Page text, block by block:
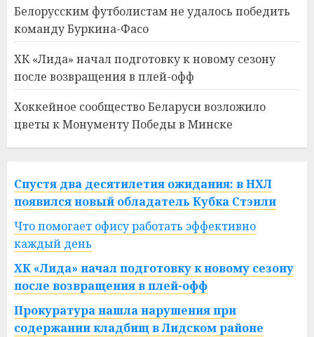
Белорусским футболистам не удалось победить
команду Буркина-Фасо
ХК «Лида» начал подготовку к новому сезону
после возвращения в плей-офф
Хоккейное сообщество Беларуси возложило
цветы к Монументу Победы в Минске
Спустя два десятилетия ожидания: в НХЛ
появился новый обладатель Кубка Стэнли
Что помогает офису работать эффективно
каждый день
ХК «Лида» начал подготовку к новому сезону
после возвращения в плей-офф
Прокуратура нашла нарушения при
содержании кладбищ в Лидском районе